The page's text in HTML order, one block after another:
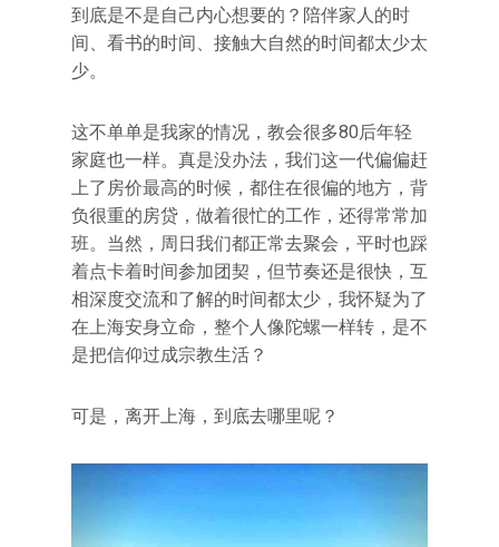
到底是不是自己内心想要的？陪伴家人的时
间、看书的时间、接触大自然的时间都太少太
少。
这不单单是我家的情况，教会很多80后年轻
家庭也一样。真是没办法，我们这一代偏偏赶
上了房价最高的时候，都住在很偏的地方，背
负很重的房贷，做着很忙的工作，还得常常加
班。当然，周日我们都正常去聚会，平时也踩
着点卡着时间参加团契，但节奏还是很快，互
相深度交流和了解的时间都太少，我怀疑为了
在上海安身立命，整个人像陀螺一样转，是不
是把信仰过成宗教生活？
可是，离开上海，到底去哪里呢？